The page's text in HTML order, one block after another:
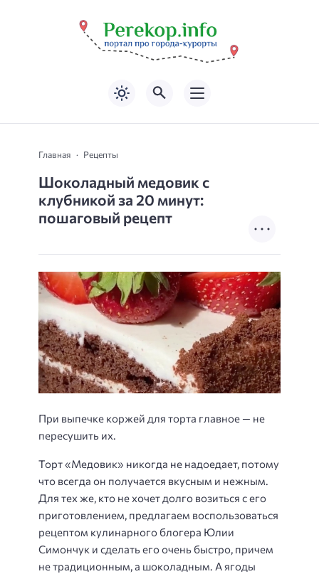
Главная Рецепты
Шоколадный медовик с
клубникой за 20 минут:
пошаговый рецепт
При выпечке коржей для торта главное — не
пересушить их.
Торт «Медовик» никогда не надоедает, потому
что всегда он получается вкусным и нежным.
Для тех же, кто не хочет долго возиться с его
приготовлением, предлагаем воспользоваться
рецептом кулинарного блогера Юлии
Симончук и сделать его очень быстро, причем
не традиционным, а шоколадным. А ягоды